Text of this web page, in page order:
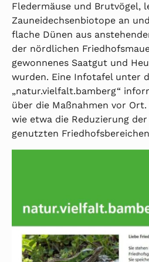
Fledermäuse und Brutvögel,
Zauneidechsenbiotope an
flache Dünen aus
der nördlichen
gewonnenes Saatgut und
wurden. Eine Infotafel unter
„natur.vielfalt.bamberg“
über die Maßnahmen vor
wie etwa die Reduzierung
genutzten